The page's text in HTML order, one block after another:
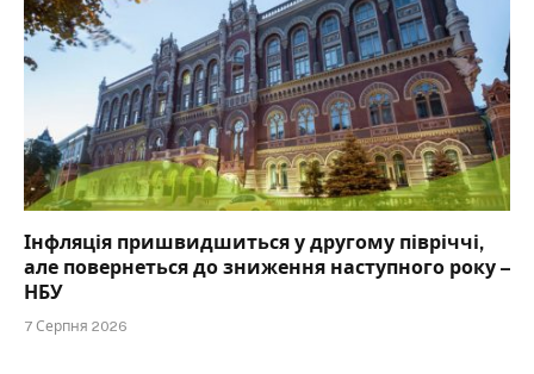
Інфляція пришвидшиться у другому півріччі,
але повернеться до зниження наступного року –
НБУ
7 Серпня 2026